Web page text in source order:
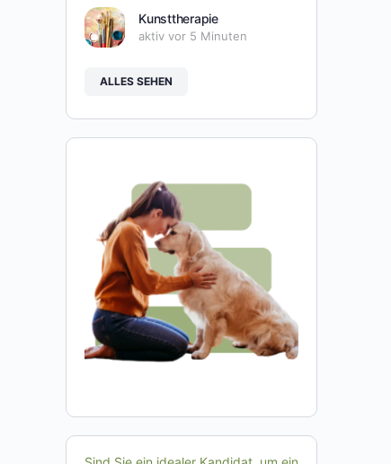
Kunsttherapie
aktiv vor 5 Minuten
ALLES SEHEN